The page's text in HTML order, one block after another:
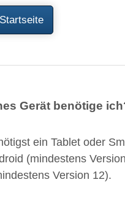
Gerät benötige
ein Tablet oder
(mindestens
Version 12).